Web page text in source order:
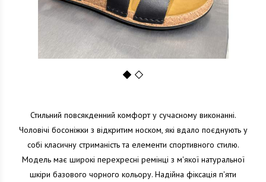
12
Стильний повсякденний комфорт у сучасному виконанні.
Чоловічі босоніжки з відкритим носком, які вдало поєднують у
собі класичну стриманість та елементи спортивного стилю.
Модель має широкі перехресні ремінці з м'якої натуральної
шкіри базового чорного кольору. Надійна фіксація п'яти